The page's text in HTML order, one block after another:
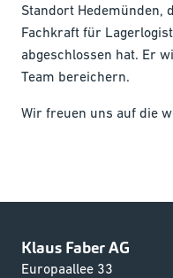
Standort Hedemünden,
Fachkraft für
abgeschlossen hat. Er
Team bereichern.
Wir freuen uns auf die
Klaus Faber AG
Europaallee 33